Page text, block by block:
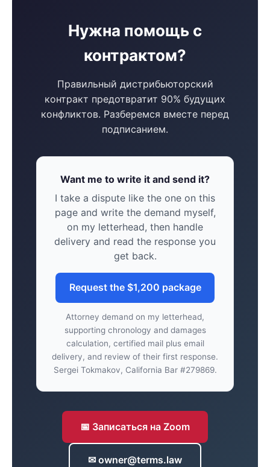
Нужна помощь с
контрактом?
Правильный дистрибьюторский
контракт предотвратит 90% будущих
конфликтов. Разберемся вместе перед
подписанием.
Want me to write it and send it?
I take a dispute like the one on this
page and write the demand myself,
on my letterhead, then handle
delivery and read the response you
get back.
Request the $1,200 package
Attorney demand on my letterhead,
supporting chronology and damages
calculation, certified mail plus email
delivery, and review of their first response.
Sergei Tokmakov, California Bar #279869.
📅 Записаться на Zoom
✉ owner@terms.law